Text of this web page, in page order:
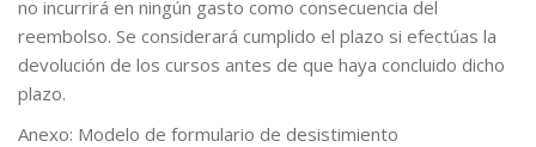
no incurrirá en ningún gasto como consecuencia del
reembolso. Se considerará cumplido el plazo si efectúas la
devolución de los cursos antes de que haya concluido dicho
plazo.
Anexo: Modelo de formulario de desistimiento